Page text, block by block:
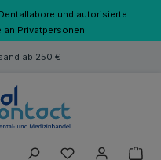
und autorisierte
an Privatpersonen.
ab 250 €
Du hast 0